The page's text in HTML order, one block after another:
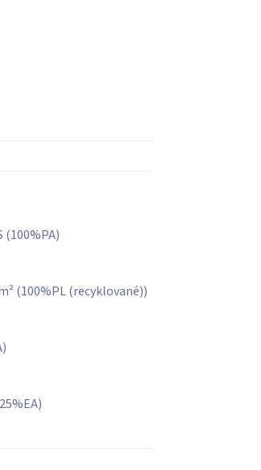
(100%PA)
(100%PL (recyklované))